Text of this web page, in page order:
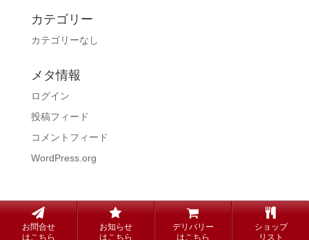
カテゴリー
カテゴリーなし
メタ情報
ログイン
投稿フィード
コメントフィード
WordPress.org
copyright© Steak KUNI all rights reserved.
お問合せ
はこちら
お知らせ
はこちら
デリバリー
はこちら
ショップ
リスト